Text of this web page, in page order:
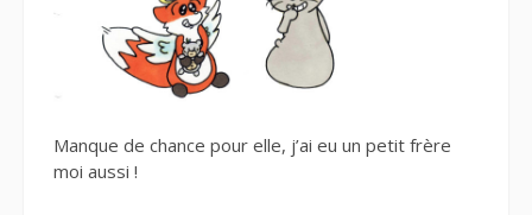
Manque de chance pour elle, j’ai eu un petit frère
moi aussi !